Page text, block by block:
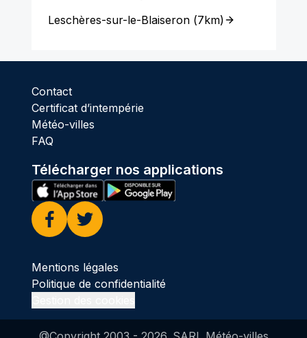
Leschères-sur-le-Blaiseron(7km)
Contact
Certificat d’intempérie
Météo-villes
FAQ
Télécharger nos applications
Facebook
Twitter
Mentions légales
Politique de confidentialité